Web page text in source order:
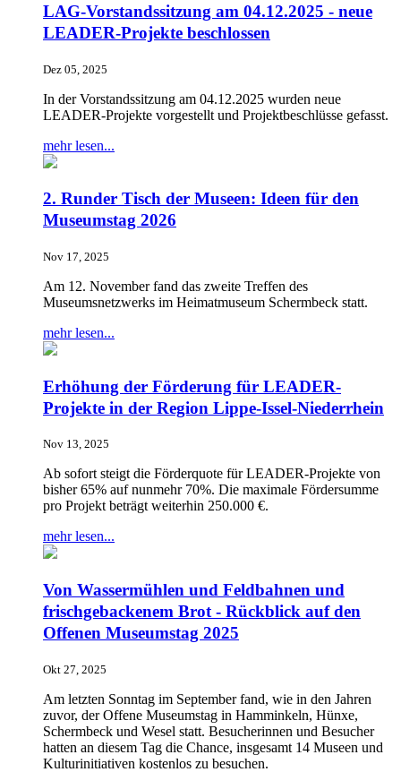
LAG-Vorstandssitzung am 04.12.2025 - neue
LEADER-Projekte beschlossen
Dez 05, 2025
In der Vorstandssitzung am 04.12.2025 wurden neue
LEADER-Projekte vorgestellt und Projektbeschlüsse gefasst.
mehr lesen...
2. Runder Tisch der Museen: Ideen für den
Museumstag 2026
Nov 17, 2025
Am 12. November fand das zweite Treffen des
Museumsnetzwerks im Heimatmuseum Schermbeck statt.
mehr lesen...
Erhöhung der Förderung für LEADER-
Projekte in der Region Lippe-Issel-Niederrhein
Nov 13, 2025
Ab sofort steigt die Förderquote für LEADER-Projekte von
bisher 65% auf nunmehr 70%. Die maximale Fördersumme
pro Projekt beträgt weiterhin 250.000 €.
mehr lesen...
Von Wassermühlen und Feldbahnen und
frischgebackenem Brot - Rückblick auf den
Offenen Museumstag 2025
Okt 27, 2025
Am letzten Sonntag im September fand, wie in den Jahren
zuvor, der Offene Museumstag in Hamminkeln, Hünxe,
Schermbeck und Wesel statt. Besucherinnen und Besucher
hatten an diesem Tag die Chance, insgesamt 14 Museen und
Kulturinitiativen kostenlos zu besuchen.